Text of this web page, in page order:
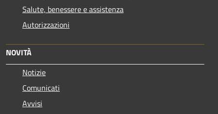
Salute, benessere e assistenza
Autorizzazioni
NOVITÀ
Notizie
Comunicati
Avvisi